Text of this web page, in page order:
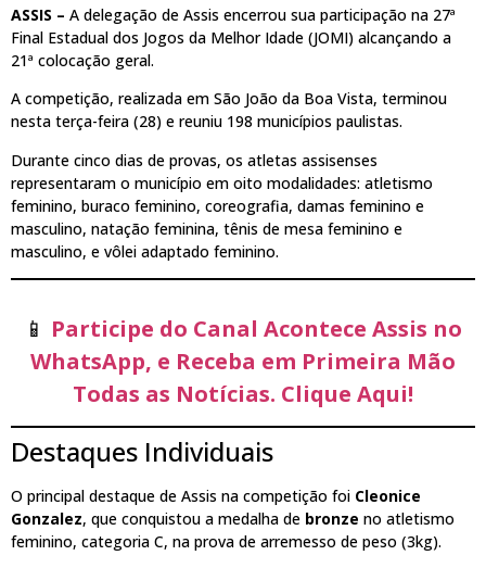
ASSIS – A delegação de Assis encerrou sua participação na 27ª
Final Estadual dos Jogos da Melhor Idade (JOMI) alcançando a
21ª colocação geral.
A competição, realizada em São João da Boa Vista, terminou
nesta terça-feira (28) e reuniu 198 municípios paulistas.
Durante cinco dias de provas, os atletas assisenses
representaram o município em oito modalidades: atletismo
feminino, buraco feminino, coreografia, damas feminino e
masculino, natação feminina, tênis de mesa feminino e
masculino, e vôlei adaptado feminino.
📱 Participe do Canal Acontece Assis no
WhatsApp, e Receba em Primeira Mão
Todas as Notícias. Clique Aqui!
Destaques Individuais
O principal destaque de Assis na competição foi Cleonice
Gonzalez, que conquistou a medalha de bronze no atletismo
feminino, categoria C, na prova de arremesso de peso (3kg).